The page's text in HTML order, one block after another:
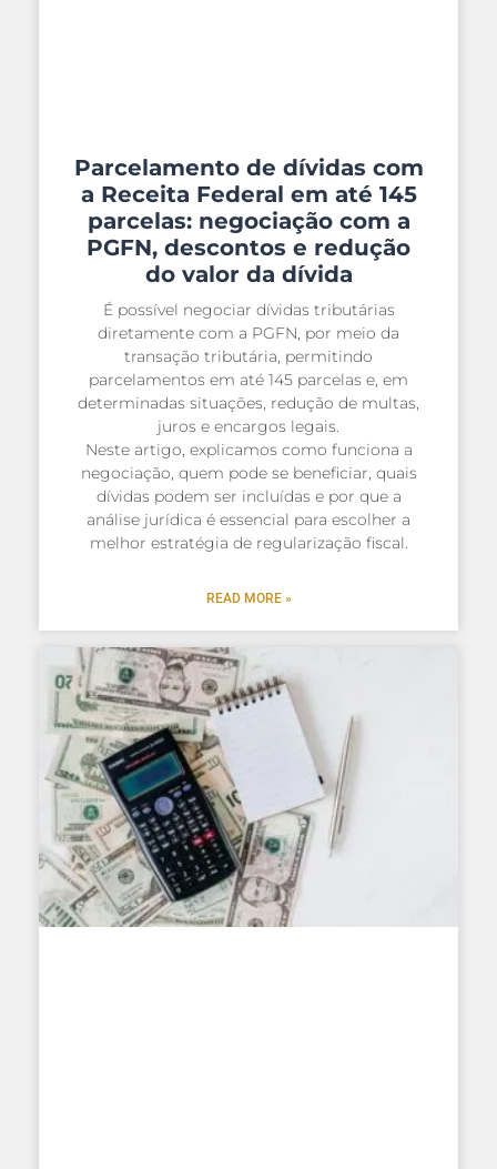
Parcelamento de dívidas com
a Receita Federal em até 145
parcelas: negociação com a
PGFN, descontos e redução
do valor da dívida
É possível negociar dívidas tributárias
diretamente com a PGFN, por meio da
transação tributária, permitindo
parcelamentos em até 145 parcelas e, em
determinadas situações, redução de multas,
juros e encargos legais.
Neste artigo, explicamos como funciona a
negociação, quem pode se beneficiar, quais
dívidas podem ser incluídas e por que a
análise jurídica é essencial para escolher a
melhor estratégia de regularização fiscal.
READ MORE »